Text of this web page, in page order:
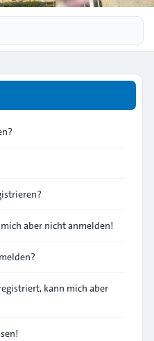
aber nicht anmelden!
kann mich aber